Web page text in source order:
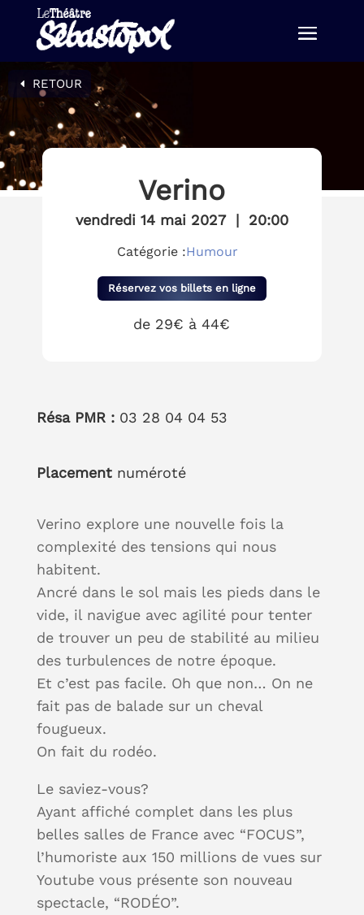
RETOUR
Verino
vendredi 14 mai 2027| 20:00
Catégorie :Humour
Réservez vos billets en ligne
de 29€ à 44€
Résa PMR : 03 28 04 04 53
Placement numéroté
Verino explore une nouvelle fois la
complexité des tensions qui nous
habitent.
Ancré dans le sol mais les pieds dans le
vide, il navigue avec agilité pour tenter
de trouver un peu de stabilité au milieu
des turbulences de notre époque.
Et c’est pas facile. Oh que non… On ne
fait pas de balade sur un cheval
fougueux.
On fait du rodéo.
Le saviez-vous?
Ayant affiché complet dans les plus
belles salles de France avec “FOCUS”,
l’humoriste aux 150 millions de vues sur
Youtube vous présente son nouveau
spectacle, “RODÉO”.